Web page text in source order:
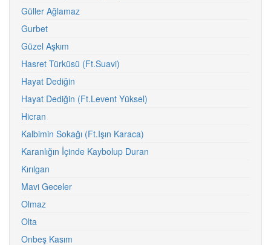
Güller Ağlamaz
Gurbet
Güzel Aşkım
Hasret Türküsü (Ft.Suavi)
Hayat Dediğin
Hayat Dediğin (Ft.Levent Yüksel)
Hicran
Kalbimin Sokağı (Ft.Işın Karaca)
Karanlığın İçinde Kaybolup Duran
Kırılgan
Mavi Geceler
Olmaz
Olta
Onbeş Kasım